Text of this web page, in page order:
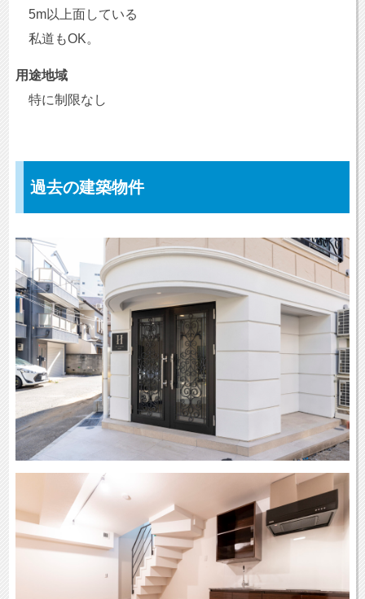
5m以上面している
私道もOK。
用途地域
特に制限なし
過去の建築物件